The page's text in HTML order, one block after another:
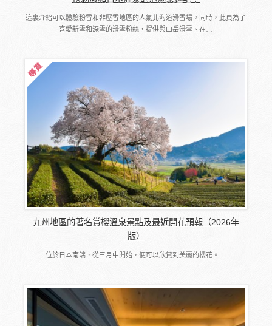
這裏介紹可以體驗粉雪和非壓雪地區的人氣北海道滑雪場。同時，此頁為了
喜愛新雪和深雪的滑雪粉絲，提供與山岳滑雪、在…
九州地區的著名賞櫻溫泉景點及最近開花預報（2026年
版）
位於日本南端，從三月中開始，便可以欣賞到美麗的櫻花。…